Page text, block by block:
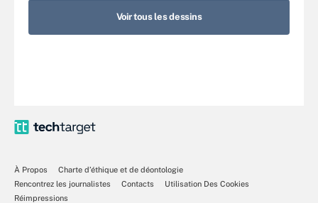
Voir tous les dessins
À Propos
Charte d’éthique et de déontologie
Rencontrez les journalistes
Contacts
Utilisation Des Cookies
Réimpressions